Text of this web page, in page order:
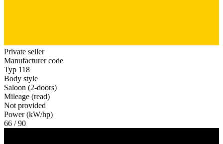
Private seller
Manufacturer code
Typ 118
Body style
Saloon (2-doors)
Mileage (read)
Not provided
Power (kW/hp)
66 / 90